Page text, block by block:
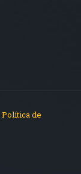
Política de